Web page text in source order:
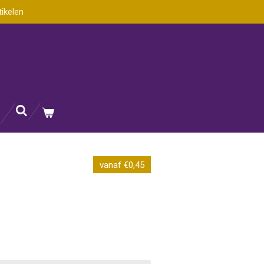
vanaf €0,45